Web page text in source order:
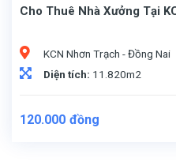
Cho Thuê Nhà Xưởng Tại
KCN Nhơn Trạch - Đồng Nai
Diện tích: 11.820m2
120.000 đồng